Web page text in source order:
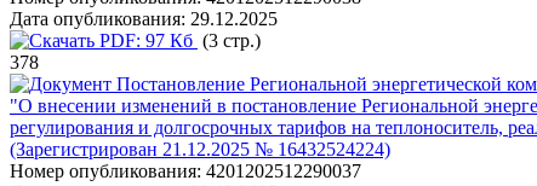
Дата опубликования: 29.12.2025
PDF: 97 Кб (3 стр.)
378
Постановление Региональной энергетической
"О внесении изменений в постановление Региональной
регулирования и долгосрочных тарифов на теплоноситель,
(Зарегистрирован 21.12.2025 № 16432524224)
Номер опубликования: 4201202512290037